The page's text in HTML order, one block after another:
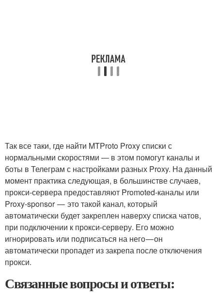
Так все таки, где найти MTProto Proxy списки с
нормальными скоростями — в этом помогут каналы и
боты в Телеграм с настройками разных Proxy. На данный
момент практика следующая, в большинстве случаев,
прокси-сервера предоставляют Promoted-каналы или
Proxy-sponsor — это такой канал, который
автоматически будет закреплен наверху списка чатов,
при подключении к прокси-серверу. Его можно
игнорировать или подписаться на него — он
автоматически пропадет из закрепа после отключения
прокси.
Связанные вопросы и ответы: